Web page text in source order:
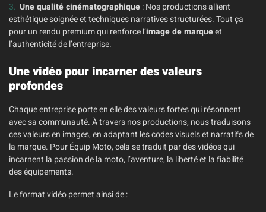
Une qualité cinématographique: Nos productions allient
esthétique soignée et techniques narratives structurées. Tout ça
pour un rendu premium qui renforce l’image de marqueet
l’authenticité de l’entreprise.
Une vidéo pour incarner des valeurs
profondes
Chaque entreprise porte en elle des valeurs fortes qui résonnent
avec sa communauté. À travers nos productions, nous traduisons
ces valeurs en images, en adaptant les codes visuels et narratifs de
la marque. Pour Équip Moto, cela se traduit par des vidéos qui
incarnent la passion de la moto, l’aventure, la liberté et la fiabilité
des équipements.
Le format vidéo permet ainsi de :